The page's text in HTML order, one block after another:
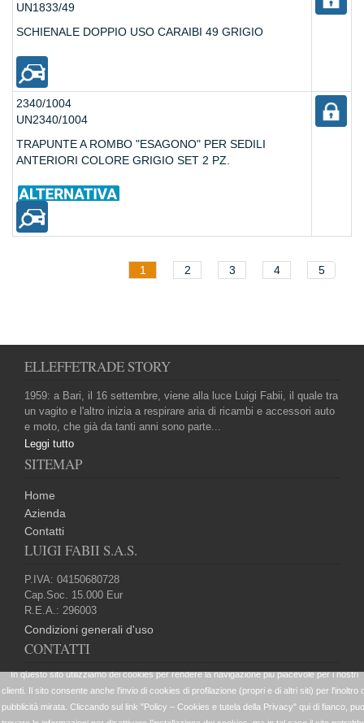
UN1833/49
SCHIENALE DOPPIO USO CARAIBI 49 GRIGIO
2340/1004
UN2340/1004
TRAPUNTE A ROMBO "ESAGONO" PER SEDILI
ANTERIORI COLORE GRIGIO SET 2 PZ.
1 2 3 4 5
ELLEFFETRADE STORY
1959: a Bari, il 16 settembre, viene alla luce Luigi Fabii, il quale tra
un vagito e l'altro inizia a respirare aria di ricambi e accessori auto
e moto, che già da tanti anni sono parte...
Leggi tutto
SITEMAP
Home
Azienda
Contatti
LUIGI FABII S.A.S.
P.IVA: 04150680728
Cap.Soc. 15.000 Eur
R.E.A.: 296003
Condizioni generali d'uso
CONTATTI
+39 080 5024099
website@elleffetrade.it
+39 080 5022688